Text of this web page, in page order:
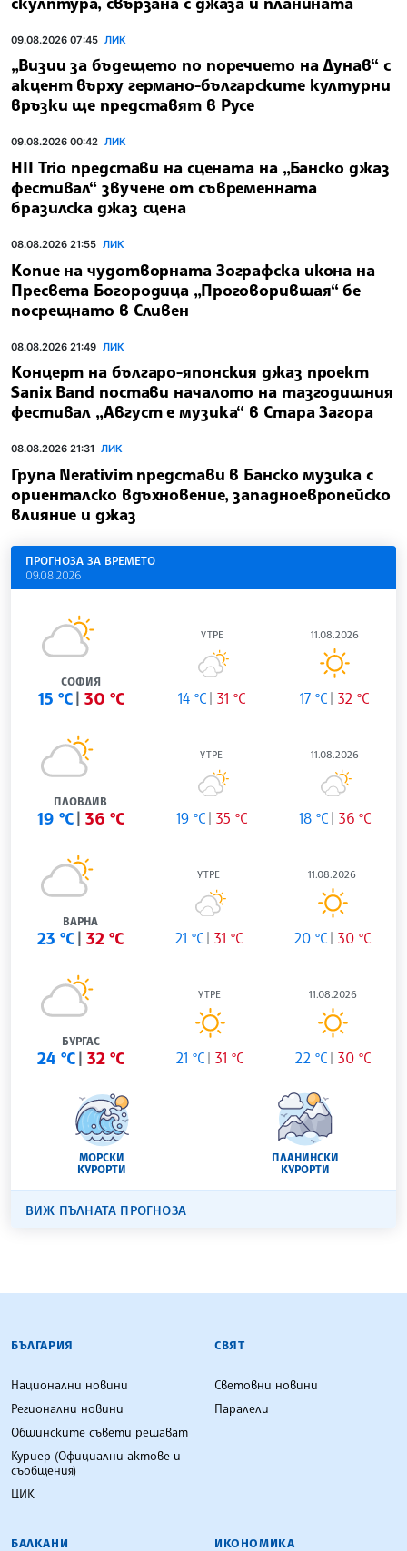
09.08.2026 07:45 ЛИК
„Визии за бъдещето по поречието на Дунав“ с
акцент върху германо-българските културни
връзки ще представят в Русе
09.08.2026 00:42 ЛИК
HII Trio представи на сцената на „Банско джаз
фестивал“ звучене от съвременната
бразилска джаз сцена
08.08.2026 21:55 ЛИК
Копие на чудотворната Зографска икона на
Пресвета Богородица „Проговорившая“ бе
посрещнато в Сливен
08.08.2026 21:49 ЛИК
Концерт на българо-японския джаз проект
Sanix Band постави началото на тазгодишния
фестивал „Август е музика“ в Стара Загора
08.08.2026 21:31 ЛИК
Група Nerativim представи в Банско музика с
ориенталско вдъхновение, западноевропейско
влияние и джаз
ПРОГНОЗА ЗА ВРЕМЕТО
09.08.2026
СОФИЯ
15 °C 30 °C
УТРЕ
14 °C 31 °C
11.08.2026
17 °C 32 °C
ПЛОВДИВ
19 °C 36 °C
УТРЕ
19 °C 35 °C
11.08.2026
18 °C 36 °C
ВАРНА
23 °C 32 °C
УТРЕ
21 °C 31 °C
11.08.2026
20 °C 30 °C
БУРГАС
24 °C 32 °C
УТРЕ
21 °C 31 °C
11.08.2026
22 °C 30 °C
МОРСКИ
КУРОРТИ
ПЛАНИНСКИ
КУРОРТИ
ВИЖ ПЪЛНАТА ПРОГНОЗА
БЪЛГАРСКА ТЕЛЕГРАФНА АГЕНЦИЯ
БЪЛГАРИЯ
Национални новини
Регионални новини
Общинските съвети решават
Куриер (Официални актове и
съобщения)
ЦИК
СВЯТ
Световни новини
Паралели
БАЛКАНИ ИКОНОМИКА